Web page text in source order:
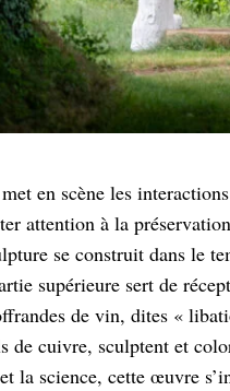
met en scène les
attention à la
se construit dans le
supérieure sert de
de vin, dites «
de cuivre, sculptent et
la science, cette œuvre